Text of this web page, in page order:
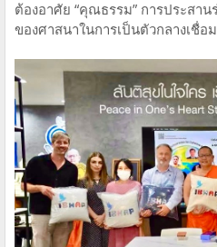
ต้องอาศัย “คุณธรรม” การประสา
ของศาสนาในการเป็นตัวกลางเชื่อ